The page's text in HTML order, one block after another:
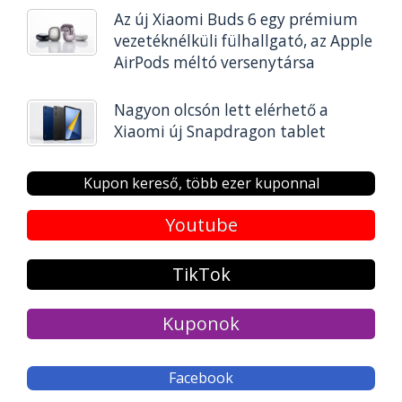
Az új Xiaomi Buds 6 egy prémium
vezetéknélküli fülhallgató, az Apple
AirPods méltó versenytársa
Nagyon olcsón lett elérhető a
Xiaomi új Snapdragon tablet
Kupon kereső, több ezer kuponnal
Youtube
TikTok
Kuponok
Facebook